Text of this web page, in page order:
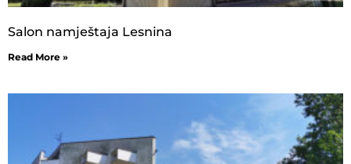
Salon namještaja Lesnina
Read More »